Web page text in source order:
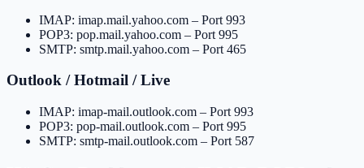
IMAP: imap.mail.yahoo.com – Port 993
POP3: pop.mail.yahoo.com – Port 995
SMTP: smtp.mail.yahoo.com – Port 465
Outlook / Hotmail / Live
IMAP: imap-mail.outlook.com – Port 993
POP3: pop-mail.outlook.com – Port 995
SMTP: smtp-mail.outlook.com – Port 587